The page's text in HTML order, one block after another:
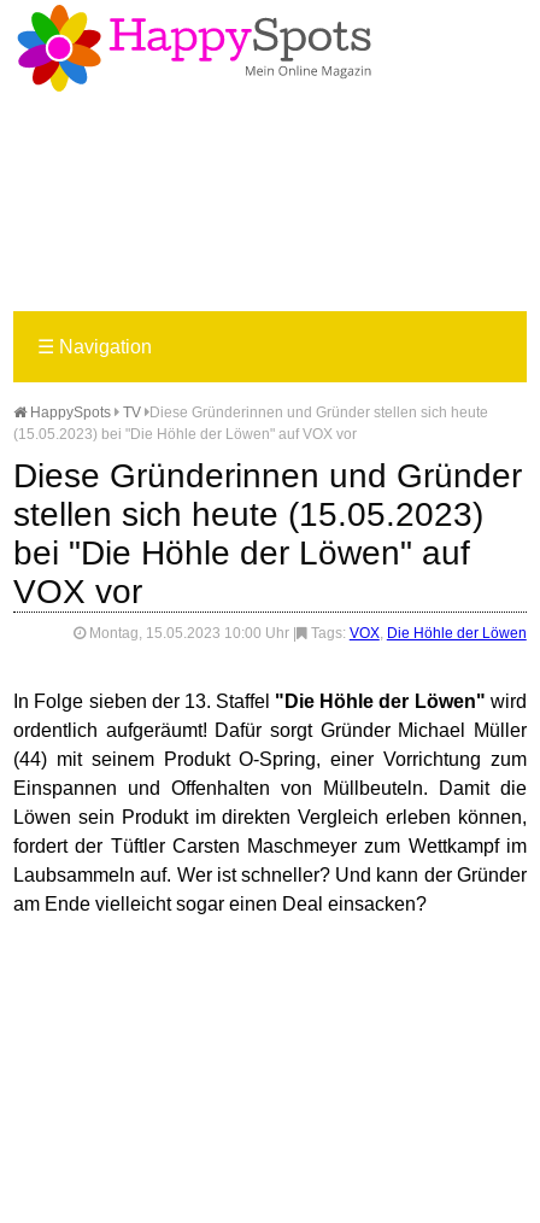
☰ Navigation
HappySpots TV
Diese Gründerinnen und Gründer stellen sich heute
(15.05.2023) bei "Die Höhle der Löwen" auf VOX vor
Diese Gründerinnen und Gründer
stellen sich heute (15.05.2023)
bei "Die Höhle der Löwen" auf
VOX vor
Montag, 15.05.2023 10:00 Uhr Tags: VOX, Die Höhle der Löwen
In Folge sieben der 13. Staffel "Die Höhle der Löwen" wird
ordentlich aufgeräumt! Dafür sorgt Gründer Michael Müller
(44) mit seinem Produkt O-Spring, einer Vorrichtung zum
Einspannen und Offenhalten von Müllbeuteln. Damit die
Löwen sein Produkt im direkten Vergleich erleben können,
fordert der Tüftler Carsten Maschmeyer zum Wettkampf im
Laubsammeln auf. Wer ist schneller? Und kann der Gründer
am Ende vielleicht sogar einen Deal einsacken?